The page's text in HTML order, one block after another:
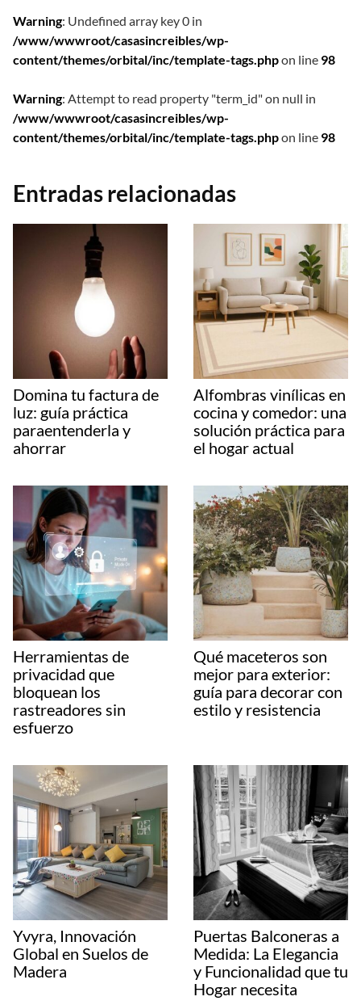
Warning: Undefined array key 0 in
/www/wwwroot/casasincreibles/wp-
content/themes/orbital/inc/template-tags.phpon line 98
Warning: Attempt to read property "term_id" on null in
/www/wwwroot/casasincreibles/wp-
content/themes/orbital/inc/template-tags.phpon line 98
Entradas relacionadas
Domina tu factura de
luz: guía práctica
paraentenderla y
ahorrar
Alfombras vinílicas en
cocina y comedor: una
solución práctica para
el hogar actual
Herramientas de
privacidad que
bloquean los
rastreadores sin
esfuerzo
Qué maceteros son
mejor para exterior:
guía para decorar con
estilo y resistencia
Yvyra, Innovación
Global en Suelos de
Madera
Puertas Balconeras a
Medida: La Elegancia
y Funcionalidad que tu
Hogar necesita